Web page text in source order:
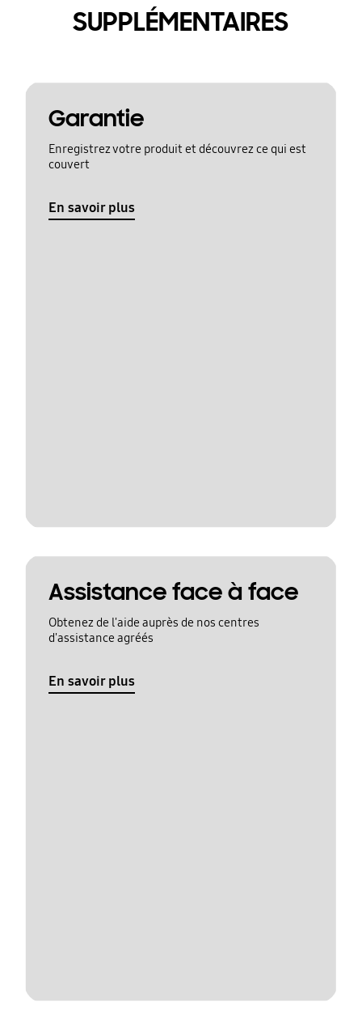
SUPPLÉMENTAIRES
Garantie
Enregistrez votre produit et découvrez ce qui est
couvert
En savoir plus
Assistance face à face
Obtenez de l'aide auprès de nos centres
d'assistance agréés
En savoir plus